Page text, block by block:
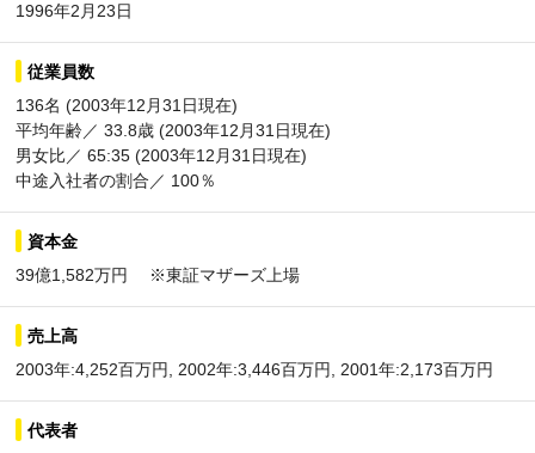
1996年2月23日
従業員数
136名 (2003年12月31日現在)
平均年齢／ 33.8歳 (2003年12月31日現在)
男女比／ 65:35 (2003年12月31日現在)
中途入社者の割合／ 100％
資本金
39億1,582万円 ※東証マザーズ上場
売上高
2003年:4,252百万円, 2002年:3,446百万円, 2001年:2,173百万円
代表者